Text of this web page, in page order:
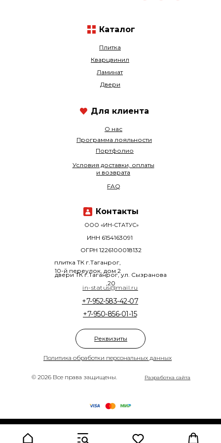
© 2026 Все права защищены.
Политика обработки персональных данных
Плитка
Кварцвинил
+7-950-856-01-15
+7-952-583-42-07
О нас
Ламинат
Программа лояльности
Двери
Портфолио
ООО «ИН-СТАТУС»
плитка ТК г.Таганрог,
10-й переулок, дом 2
двери ТК г.Таганрог, ул. Сызранова
,20
ОГРН 1226100018132
ИНН 6154163091
Разработка сайта
Условия доставки, оплаты
и возврата
FAQ
Каталог
in-status@mail.ru
Контакты
Для клиента
Реквизиты
Made on Tilda